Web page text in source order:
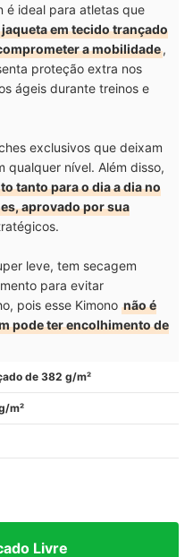
é ideal para atletas que
jaqueta em tecido trançado
a mobilidade,
proteção extra nos
ágeis durante treinos e
exclusivos que deixam
qualquer nível. Além disso,
tanto para o dia a dia no
aprovado por sua
leve, tem secagem
para evitar
pois esse Kimono não é
pode ter encolhimento de
de 382 g/m²
m²
Livre